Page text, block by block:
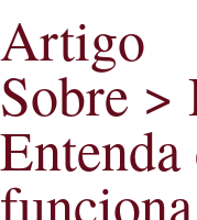
Artigo
Sobre >